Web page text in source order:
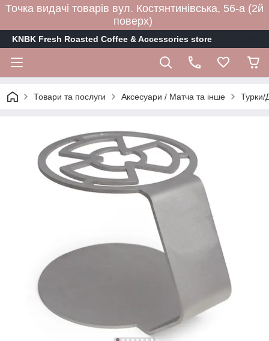
Точка видачі товарів вул. Костянтинівська, 56-а (2й
поверх)
KNBK Fresh Roasted Coffee & Accessories store
Товари та послуги Аксесуари / Матча та інше Турки/